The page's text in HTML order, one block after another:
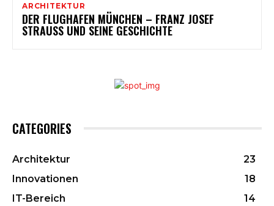
ARCHITEKTUR
DER FLUGHAFEN MÜNCHEN – FRANZ JOSEF
STRAUSS UND SEINE GESCHICHTE
CATEGORIES
Architektur
23
Innovationen
18
IT-Bereich
14